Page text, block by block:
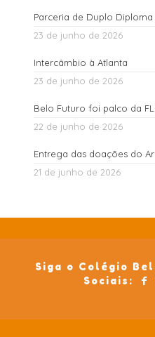
Parceria de Duplo Diploma
23 de junho de 2026
Intercâmbio à Atlanta
23 de junho de 2026
Belo Futuro foi palco da FLL
22 de junho de 2026
Entrega das doações do
21 de junho de 2026
Siga o Colégio
Sociais: